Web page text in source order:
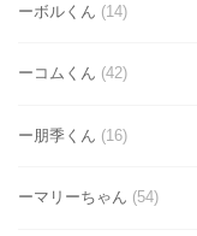
ーボルくん (14)
ーコムくん (42)
ー朋季くん (16)
ーマリーちゃん (54)